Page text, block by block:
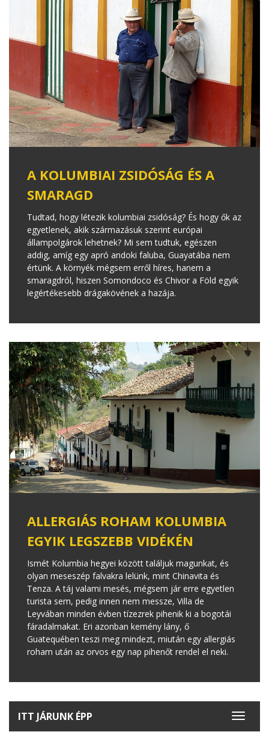
A KOLUMBIAI ZSIDÓSÁG ÉS A
SMARAGD
Tudtad, hogy létezik kolumbiai zsidóság? És hogy ők az
egyetlenek, akik származásuk szerint európai
állampolgárok lehetnek? Mi sem tudtuk, egészen
addig, amíg egy apró andoki faluba, Guayatába nem
értünk. A környék mégsem erről híres, hanem a
smaragdról, hiszen Somondoco és Chivor a Föld egyik
legértékesebb drágakövének a hazája.
ALLERGIÁS ROHAM KOLUMBIA
EGYIK LEGSZEBB VIDÉKÉN
Ismét Kolumbia hegyei között találjuk magunkat, és
olyan meseszép falvakra lelünk, mint Chinavita és
Tenza. A táj valami mesés, mégsem jár erre egyetlen
turista sem, pedig innen nem messze, Villa de
Leyvában minden évben tízezrek pihenik ki a bogotái
fáradalmakat. Eri azonban kemény lány, ő
Guatequében teszi meg mindezt, miután egy allergiás
roham után az orvos egy nap pihenőt rendel el neki.
Toggle
ITT JÁRUNK ÉPP